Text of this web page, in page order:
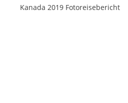
Kanada 2019 Fotoreisebericht